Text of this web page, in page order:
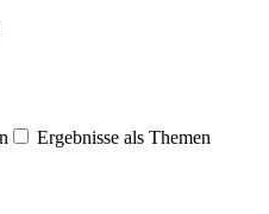
Ergebnisse als Themen